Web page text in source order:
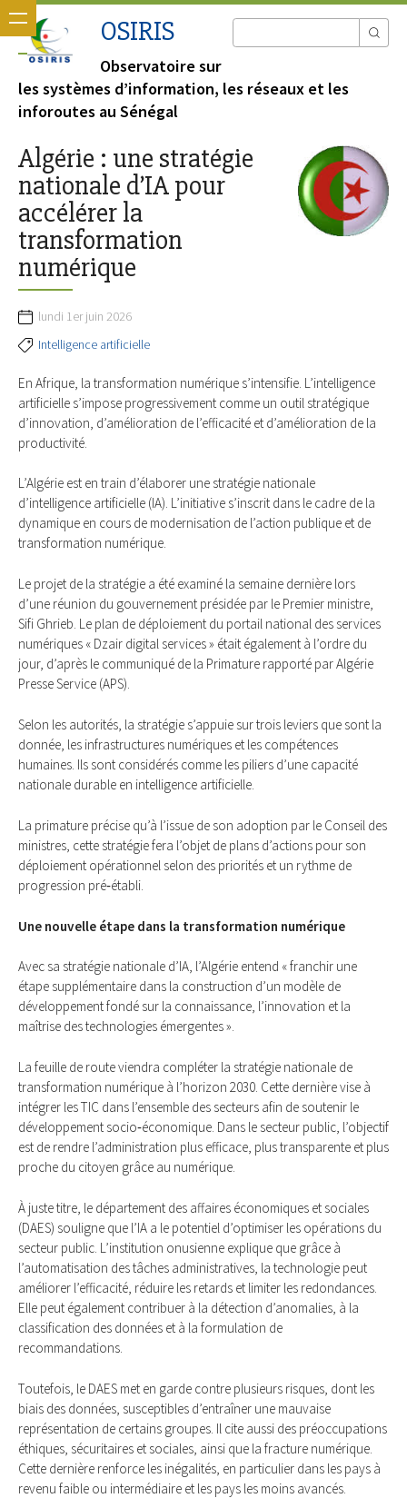
OSIRIS
Observatoire sur
les systèmes d’information, les réseaux et les
inforoutes au Sénégal
Algérie : une stratégie
nationale d’IA pour
accélérer la
transformation
numérique
lundi 1er juin 2026
Intelligence artificielle
En Afrique, la transformation numérique s’intensifie. L’intelligence
artificielle s’impose progressivement comme un outil stratégique
d’innovation, d’amélioration de l’efficacité et d’amélioration de la
productivité.
L’Algérie est en train d’élaborer une stratégie nationale
d’intelligence artificielle (IA). L’initiative s’inscrit dans le cadre de la
dynamique en cours de modernisation de l’action publique et de
transformation numérique.
Le projet de la stratégie a été examiné la semaine dernière lors
d’une réunion du gouvernement présidée par le Premier ministre,
Sifi Ghrieb. Le plan de déploiement du portail national des services
numériques « Dzair digital services » était également à l’ordre du
jour, d’après le communiqué de la Primature rapporté par Algérie
Presse Service (APS).
Selon les autorités, la stratégie s’appuie sur trois leviers que sont la
donnée, les infrastructures numériques et les compétences
humaines. Ils sont considérés comme les piliers d’une capacité
nationale durable en intelligence artificielle.
La primature précise qu’à l’issue de son adoption par le Conseil des
ministres, cette stratégie fera l’objet de plans d’actions pour son
déploiement opérationnel selon des priorités et un rythme de
progression pré‑établi.
Une nouvelle étape dans la transformation numérique
Avec sa stratégie nationale d’IA, l’Algérie entend « franchir une
étape supplémentaire dans la construction d’un modèle de
développement fondé sur la connaissance, l’innovation et la
maîtrise des technologies émergentes ».
La feuille de route viendra compléter la stratégie nationale de
transformation numérique à l’horizon 2030. Cette dernière vise à
intégrer les TIC dans l’ensemble des secteurs afin de soutenir le
développement socio‑économique. Dans le secteur public, l’objectif
est de rendre l’administration plus efficace, plus transparente et plus
proche du citoyen grâce au numérique.
À juste titre, le département des affaires économiques et sociales
(DAES) souligne que l’IA a le potentiel d’optimiser les opérations du
secteur public. L’institution onusienne explique que grâce à
l’automatisation des tâches administratives, la technologie peut
améliorer l’efficacité, réduire les retards et limiter les redondances.
Elle peut également contribuer à la détection d’anomalies, à la
classification des données et à la formulation de
recommandations.
Toutefois, le DAES met en garde contre plusieurs risques, dont les
biais des données, susceptibles d’entraîner une mauvaise
représentation de certains groupes. Il cite aussi des préoccupations
éthiques, sécuritaires et sociales, ainsi que la fracture numérique.
Cette dernière renforce les inégalités, en particulier dans les pays à
revenu faible ou intermédiaire et les pays les moins avancés.